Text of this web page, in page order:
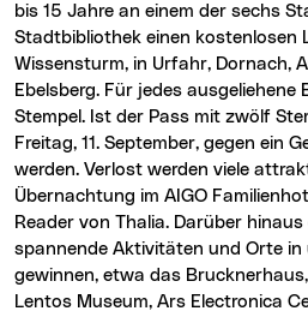
bis 15 Jahre an einem der sechs
Stadtbibliothek einen kostenlosen
Wissensturm, in Urfahr, Dornach,
Ebelsberg. Für jedes ausgeliehene
Stempel. Ist der Pass mit zwölf
Freitag, 11. September, gegen ein
werden. Verlost werden viele
Übernachtung im AIGO
Reader von Thalia. Darüber
spannende Aktivitäten und Orte in
gewinnen, etwa das
Lentos Museum, Ars Electronica